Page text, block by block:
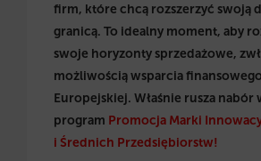
firm, które chcą rozszerzyć swoją
granicą. To idealny moment, aby
swoje horyzonty sprzedażowe,
możliwością wsparcia
Europejskiej. Właśnie rusza nabór
program Promocja Marki
i Średnich Przedsiębiorstw!